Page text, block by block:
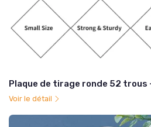
Plaque de tirage ronde 52
Voir le détail